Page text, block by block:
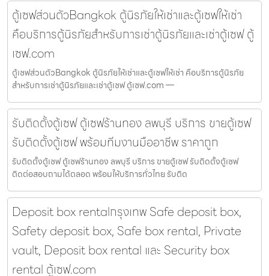
ตู้เซฟส่วนตัวBangkok ตู้นิรภัยให้เช่าและตู้เซฟให้เช่า
คือบริการตู้นิรภัยสำหรับการเช่าตู้นิรภัยและเช่าตู้เซฟ ตู้
เซฟ.com
ตู้เซฟส่วนตัวBangkok ตู้นิรภัยให้เช่าและตู้เซฟให้เช่า คือบริการตู้นิรภัย
สำหรับการเช่าตู้นิรภัยและเช่าตู้เซฟ ตู้เซฟ.com —
รับติดตั้งตู้เซฟ ตู้เซฟร้านทอง ลพบุรี บริการ ขายตู้เซฟ
รับติดตั้งตู้เซฟ พร้อมทีมงานมืออาชีพ ราคาถูก
รับติดตั้งตู้เซฟ ตู้เซฟร้านทอง ลพบุรี บริการ ขายตู้เซฟ รับติดตั้งตู้เซฟ
ติดต่อสอบถามได้ตลอด พร้อมให้บริการทั่วไทย รับติด
Deposit box rentalกรุงเทพ Safe deposit box,
Safety deposit box, Safe box rental, Private
vault, Deposit box rental และ Security box
rental ตู้เซฟ.com